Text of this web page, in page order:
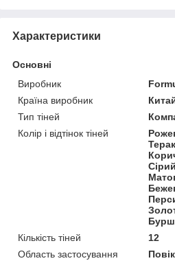
Характеристики
Основні
Виробник
Країна виробник
Тип тіней
Колір і відтінок тіней
Кількість тіней
12
Область застосування